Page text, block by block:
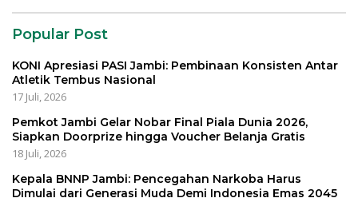
Popular Post
KONI Apresiasi PASI Jambi: Pembinaan Konsisten Antar
Atletik Tembus Nasional
17 Juli, 2026
Pemkot Jambi Gelar Nobar Final Piala Dunia 2026,
Siapkan Doorprize hingga Voucher Belanja Gratis
18 Juli, 2026
Kepala BNNP Jambi: Pencegahan Narkoba Harus
Dimulai dari Generasi Muda Demi Indonesia Emas 2045